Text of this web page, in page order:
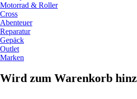
Motorrad & Roller
Cross
Abenteuer
Reparatur
Gepäck
Outlet
Marken
Wird zum Warenkorb